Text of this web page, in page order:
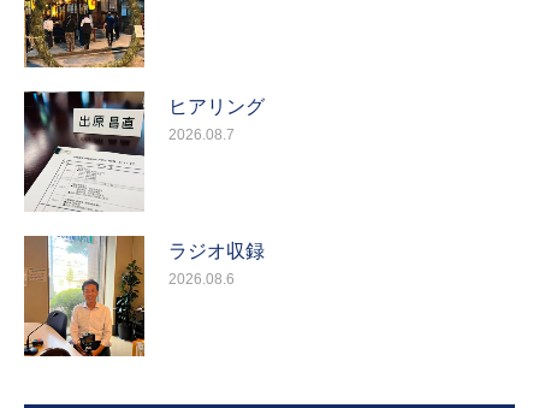
ヒアリング
2026.08.7
ラジオ収録
2026.08.6